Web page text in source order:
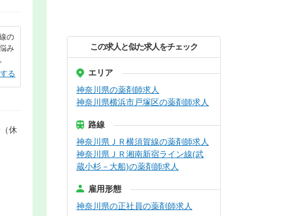
の
み
る
休
この求人と似た求人をチェック
エリア
神奈川県の薬剤師求人
神奈川県横浜市戸塚区の薬剤師求人
路線
神奈川県ＪＲ横須賀線の薬剤師求人
神奈川県ＪＲ湘南新宿ライン線(武
蔵小杉－大船)の薬剤師求人
雇用形態
神奈川県の正社員の薬剤師求人